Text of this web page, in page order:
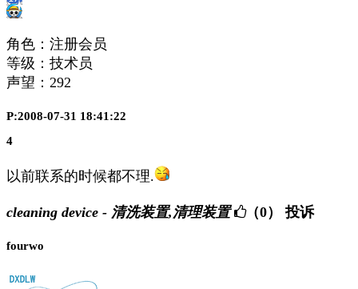
角色：注册会员
等级：技术员
声望： 292
P:2008-07-31 18:41:22
4
以前联系的时候都不理.
cleaning device - 清洗装置,清理装置 （0） 投诉
fourwo